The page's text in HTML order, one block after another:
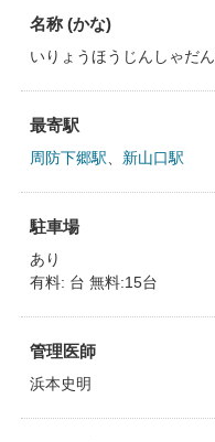
名称 (かな)
いりょうほうじんしゃだ
最寄駅
周防下郷駅 新山口駅
駐車場
あり
有料: 台 無料:15台
管理医師
浜本史明